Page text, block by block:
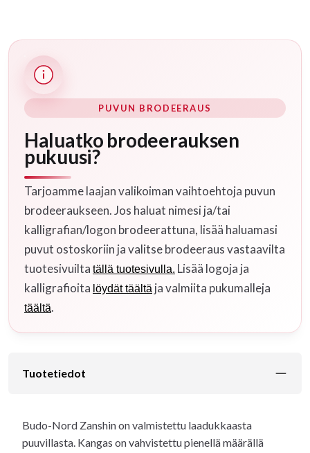
PUVUN BRODEERAUS
Haluatko brodeerauksen
pukuusi?
Tarjoamme laajan valikoiman vaihtoehtoja puvun
brodeeraukseen. Jos haluat nimesi ja/tai
kalligrafian/logon brodeerattuna, lisää haluamasi
puvut ostoskoriin ja valitse brodeeraus vastaavilta
tuotesivuilta tällä tuotesivulla. Lisää logoja ja
kalligrafioita löydät täältä ja valmiita pukumalleja
täältä.
Tuotetiedot
Budo-Nord Zanshin on valmistettu laadukkaasta
puuvillasta. Kangas on vahvistettu pienellä määrällä